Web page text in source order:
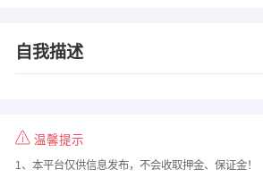
自我描述
温馨提示
1、本平台仅供信息发布，不会收取押金、保证金！